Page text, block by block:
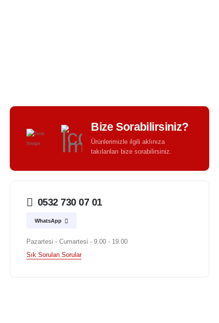
Bize Sorabilirsiniz?
Ürünlerimizle ilgili aklınıza
takılanları bize sorabilirsiniz.
0532 730 07 01
WhatsApp
Pazartesi - Cumartesi - 9.00 - 19.00
Sık Sorulan Sorular